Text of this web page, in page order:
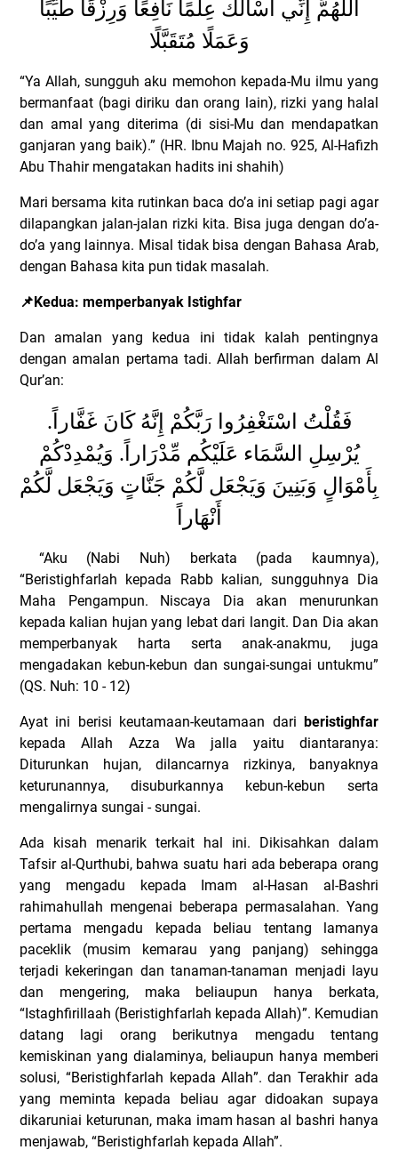
اللَّهُمَّ إِنِّي أَسْأَلُكَ عِلْمًا نَافِعًا وَرِزْقًا طَيِّبًا
وَعَمَلًا مُتَقَبَّلًا
“Ya Allah, sungguh aku memohon kepada-Mu ilmu yang
bermanfaat (bagi diriku dan orang lain), rizki yang halal
dan amal yang diterima (di sisi-Mu dan mendapatkan
ganjaran yang baik).” (HR. Ibnu Majah no. 925, Al-Hafizh
Abu Thahir mengatakan hadits ini shahih)
Mari bersama kita rutinkan baca do’a ini setiap pagi agar
dilapangkan jalan-jalan rizki kita. Bisa juga dengan do’a-
do’a yang lainnya. Misal tidak bisa dengan Bahasa Arab,
dengan Bahasa kita pun tidak masalah.
📌Kedua: memperbanyak Istighfar
Dan amalan yang kedua ini tidak kalah pentingnya
dengan amalan pertama tadi. Allah berfirman dalam Al
Qur’an:
فَقُلْتُ اسْتَغْفِرُوا رَبَّكُمْ إِنَّهُ كَانَ غَفَّاراً.
يُرْسِلِ السَّمَاء عَلَيْكُم مِّدْرَاراً. وَيُمْدِدْكُمْ
بِأَمْوَالٍ وَبَنِينَ وَيَجْعَل لَّكُمْ جَنَّاتٍ وَيَجْعَل لَّكُمْ
أَنْهَاراً
“Aku (Nabi Nuh) berkata (pada kaumnya),
“Beristighfarlah kepada Rabb kalian, sungguhnya Dia
Maha Pengampun. Niscaya Dia akan menurunkan
kepada kalian hujan yang lebat dari langit. Dan Dia akan
memperbanyak harta serta anak-anakmu, juga
mengadakan kebun-kebun dan sungai-sungai untukmu”
(QS. Nuh: 10 - 12)
Ayat ini berisi keutamaan-keutamaan dari beristighfar
kepada Allah Azza Wa jalla yaitu diantaranya:
Diturunkan hujan, dilancarnya rizkinya, banyaknya
keturunannya, disuburkannya kebun-kebun serta
mengalirnya sungai - sungai.
Ada kisah menarik terkait hal ini. Dikisahkan dalam
Tafsir al-Qurthubi, bahwa suatu hari ada beberapa orang
yang mengadu kepada Imam al-Hasan al-Bashri
rahimahullah mengenai beberapa permasalahan. Yang
pertama mengadu kepada beliau tentang lamanya
paceklik (musim kemarau yang panjang) sehingga
terjadi kekeringan dan tanaman-tanaman menjadi layu
dan mengering, maka beliaupun hanya berkata,
“Istaghfirillaah (Beristighfarlah kepada Allah)”. Kemudian
datang lagi orang berikutnya mengadu tentang
kemiskinan yang dialaminya, beliaupun hanya memberi
solusi, “Beristighfarlah kepada Allah”. dan Terakhir ada
yang meminta kepada beliau agar didoakan supaya
dikaruniai keturunan, maka imam hasan al bashri hanya
menjawab, “Beristighfarlah kepada Allah”.